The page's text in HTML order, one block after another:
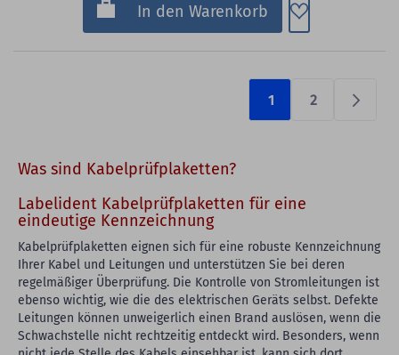
In den Warenkorb Zum
1 2
Was sind Kabelprüfplaketten?
Labelident Kabelprüfplaketten für eine
eindeutige Kennzeichnung
Kabelprüfplaketten eignen sich für eine robuste Kennzeichnung
Ihrer Kabel und Leitungen und unterstützen Sie bei deren
regelmäßiger Überprüfung. Die Kontrolle von Stromleitungen ist
ebenso wichtig, wie die des elektrischen Geräts selbst. Defekte
Leitungen können unweigerlich einen Brand auslösen, wenn die
Schwachstelle nicht rechtzeitig entdeckt wird. Besonders, wenn